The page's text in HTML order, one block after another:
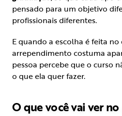
pensado para um objetivo
profissionais diferentes.
E quando a escolha é feita no
arrependimento costuma
pessoa percebe que o curso
o que ela quer fazer.
O que você vai ver